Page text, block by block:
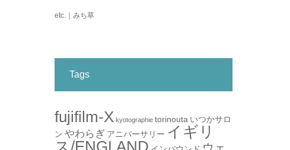
etc.｜みち草
Tags
fujifilm-X kyotographie torinouta いつかサロ
ン やわらぎ アニバーサリー イギリ
ス/ENGLAND